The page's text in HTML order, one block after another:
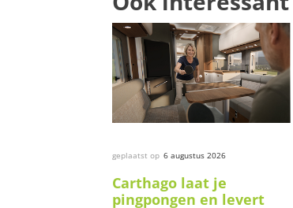
geplaatst op 6 augustus 2026
Carthago laat je
pingpongen en levert